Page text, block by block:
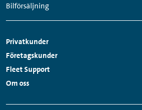
Bilförsäljning
Sidfotsmeny
Privatkunder
Links:
Företagskunder
Links:
Fleet Support
Links:
Om oss